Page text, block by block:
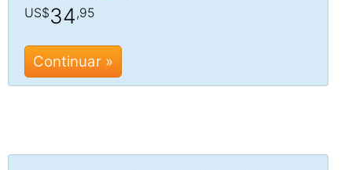
US$34 ,95
Continuar »